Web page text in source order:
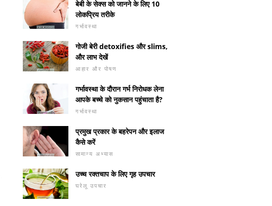
बेबी के सेक्स को जानने के लिए 10
लोकप्रिय तरीके
गर्भावस्था
गोजी बेरी detoxifies और slims,
और लाभ देखें
आहार और पोषण
गर्भावस्था के दौरान गर्भ निरोधक लेना
आपके बच्चे को नुकसान पहुंचाता है?
गर्भावस्था
प्रमुख प्रकार के बहरेपन और इलाज
कैसे करें
सामान्य अभ्यास
उच्च रक्तचाप के लिए गृह उपचार
घरेलू उपचार